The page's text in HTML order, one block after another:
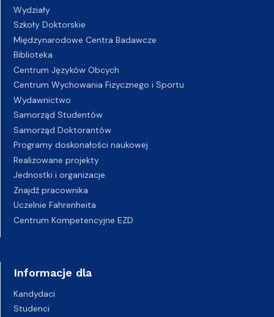
Wydziały
Szkoły Doktorskie
Międzynarodowe Centra Badawcze
Biblioteka
Centrum Języków Obcych
Centrum Wychowania Fizycznego i Sportu
Wydawnictwo
Samorząd Studentów
Samorząd Doktorantów
Programy doskonałości naukowej
Realizowane projekty
Jednostki i organizacje
Znajdź pracownika
Uczelnie Fahrenheita
Centrum Kompetencyjne EZD
Informacje dla
Kandydaci
Studenci